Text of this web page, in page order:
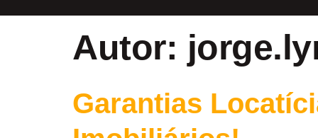
Autor:
Garantias